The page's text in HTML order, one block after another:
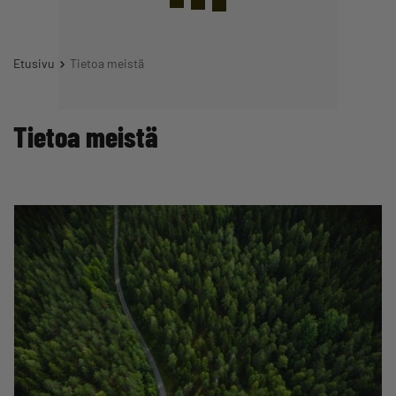
Etusivu Tietoa meistä
Tietoa meistä